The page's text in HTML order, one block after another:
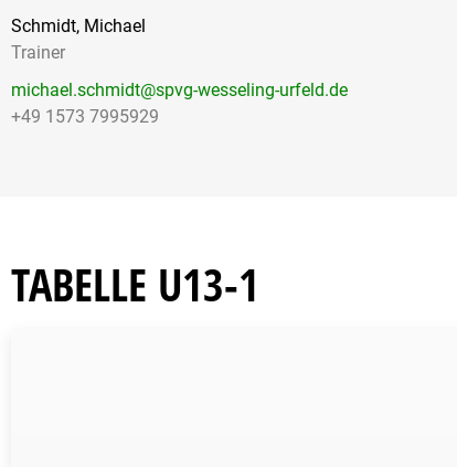
Schmidt, Michael
Trainer
michael.schmidt@spvg-wesseling-urfeld.de
+49 1573 7995929
TABELLE U13-1